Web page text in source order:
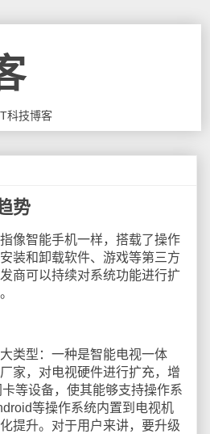
科技博客
势
智能手机一样，搭载了操作
装和卸载软件、游戏等第三方
商可以持续对系统功能进行扩
类型：一种是智能电视一体
家，对电视硬件进行扩充，增
等设备，使其能够支持操作系
等操作系统内置到电视机
提升。对于用户来讲，要升级